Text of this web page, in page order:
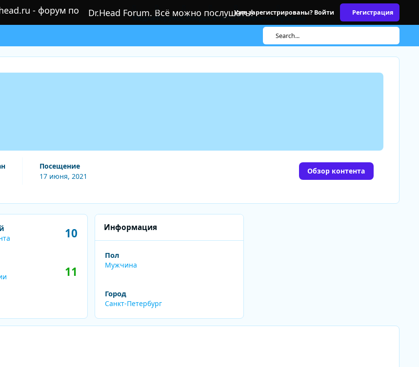
Dr.Head Forum. Всё можно послушать!
Медиа ФорумыОбзорыСетапыОбъявленияПравила
Уже зарегистрированы? Войти Регистрация
Search...
Посещение
17 июня, 2021
Обзор контента
10
11
Информация
Пол
Мужчина
Город
Санкт-Петербург